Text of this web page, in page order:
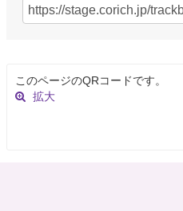
このページのQRコードです。
拡大